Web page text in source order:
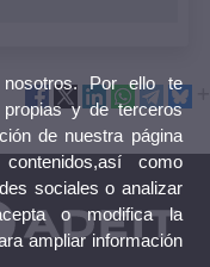
Por ello te
y de terceros
de nuestra página
como
sociales o analizar
o modifica la
ampliar información